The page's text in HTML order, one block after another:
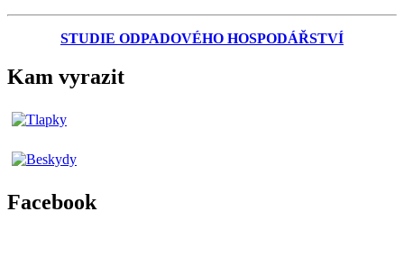
STUDIE ODPADOVÉHO HOSPODÁŘSTVÍ
Kam vyrazit
Facebook